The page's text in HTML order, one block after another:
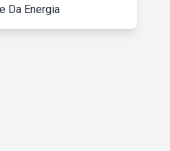
Da Energia